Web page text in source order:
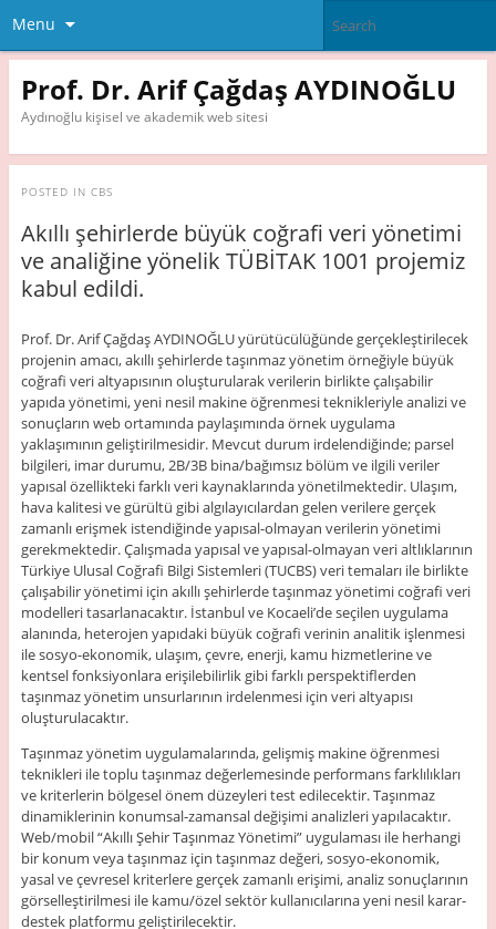
Menu
Prof. Dr. Arif Çağdaş AYDINOĞLU
Aydınoğlu kişisel ve akademik web sitesi
POSTED IN CBS
Akıllı şehirlerde büyük coğrafi veri yönetimi
ve analiğine yönelik TÜBİTAK 1001 projemiz
kabul edildi.
Prof. Dr. Arif Çağdaş AYDINOĞLU yürütücülüğünde gerçekleştirilecek
projenin amacı, akıllı şehirlerde taşınmaz yönetim örneğiyle büyük
coğrafi veri altyapısının oluşturularak verilerin birlikte çalışabilir
yapıda yönetimi, yeni nesil makine öğrenmesi teknikleriyle analizi ve
sonuçların web ortamında paylaşımında örnek uygulama
yaklaşımının geliştirilmesidir. Mevcut durum irdelendiğinde; parsel
bilgileri, imar durumu, 2B/3B bina/bağımsız bölüm ve ilgili veriler
yapısal özellikteki farklı veri kaynaklarında yönetilmektedir. Ulaşım,
hava kalitesi ve gürültü gibi algılayıcılardan gelen verilere gerçek
zamanlı erişmek istendiğinde yapısal-olmayan verilerin yönetimi
gerekmektedir. Çalışmada yapısal ve yapısal-olmayan veri altlıklarının
Türkiye Ulusal Coğrafi Bilgi Sistemleri (TUCBS) veri temaları ile birlikte
çalışabilir yönetimi için akıllı şehirlerde taşınmaz yönetimi coğrafi veri
modelleri tasarlanacaktır. İstanbul ve Kocaeli’de seçilen uygulama
alanında, heterojen yapıdaki büyük coğrafi verinin analitik işlenmesi
ile sosyo-ekonomik, ulaşım, çevre, enerji, kamu hizmetlerine ve
kentsel fonksiyonlara erişilebilirlik gibi farklı perspektiflerden
taşınmaz yönetim unsurlarının irdelenmesi için veri altyapısı
oluşturulacaktır.
Taşınmaz yönetim uygulamalarında, gelişmiş makine öğrenmesi
teknikleri ile toplu taşınmaz değerlemesinde performans farklılıkları
ve kriterlerin bölgesel önem düzeyleri test edilecektir. Taşınmaz
dinamiklerinin konumsal-zamansal değişimi analizleri yapılacaktır.
Web/mobil “Akıllı Şehir Taşınmaz Yönetimi” uygulaması ile herhangi
bir konum veya taşınmaz için taşınmaz değeri, sosyo-ekonomik,
yasal ve çevresel kriterlere gerçek zamanlı erişimi, analiz sonuçlarının
görselleştirilmesi ile kamu/özel sektör kullanıcılarına yeni nesil karar-
destek platformu geliştirilecektir.